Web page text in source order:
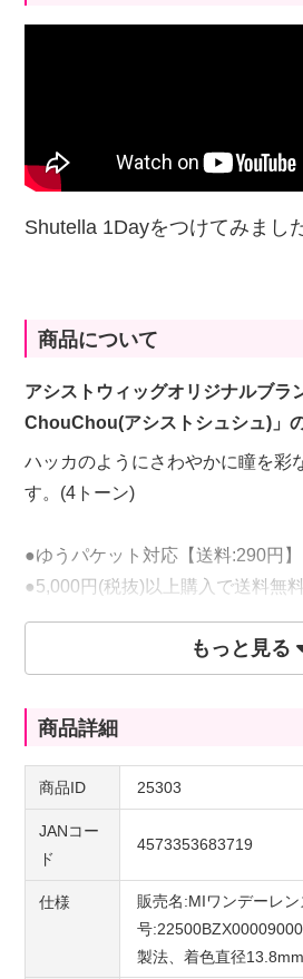
Shutella 1Dayをつけてみまし
商品について
アシストウィッグオリジナルブラ
ChouChou(アシストシュシュ)」
ハッカのようにさわやかに瞳を彩
す。(4トーン)
●ゆうパケット対応【送料:290円】
●5,000円(税抜)以上購入で送料無
せ自由
もっと見る
商品詳細
商品ID 25303
JANコー
ド
4573353683719
仕様
販売名:MIワンデーレ
号
製法、着色直径13.8mm